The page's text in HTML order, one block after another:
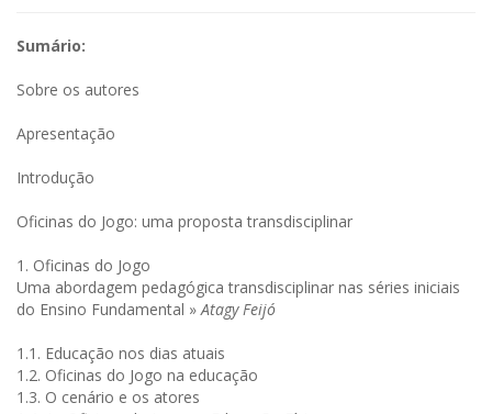
Sumário:
Sobre os autores
Apresentação
Introdução
Oficinas do Jogo: uma proposta transdisciplinar
1. Oficinas do Jogo
Uma abordagem pedagógica transdisciplinar nas séries iniciais
do Ensino Fundamental »Atagy Feijó
1.1. Educação nos dias atuais
1.2. Oficinas do Jogo na educação
1.3. O cenário e os atores